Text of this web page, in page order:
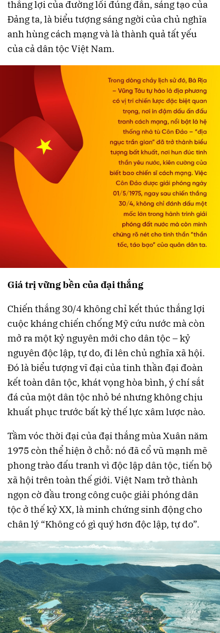
thắng lợi của đường lối đúng đắn, sáng tạo của
Đảng ta, là biểu tượng sáng ngời của chủ nghĩa
anh hùng cách mạng và là thành quả tất yếu
của cả dân tộc Việt Nam.
Giá trị vững bền của đại thắng
Chiến thắng 30/4 không chỉ kết thúc thắng lợi
cuộc kháng chiến chống Mỹ cứu nước mà còn
mở ra một kỷ nguyên mới cho dân tộc – kỷ
nguyên độc lập, tự do, đi lên chủ nghĩa xã hội.
Đó là biểu tượng vĩ đại của tinh thần đại đoàn
kết toàn dân tộc, khát vọng hòa bình, ý chí sắt
đá của một dân tộc nhỏ bé nhưng không chịu
khuất phục trước bất kỳ thế lực xâm lược nào.
Tầm vóc thời đại của đại thắng mùa Xuân năm
1975 còn thể hiện ở chỗ: nó đã cổ vũ mạnh mẽ
phong trào đấu tranh vì độc lập dân tộc, tiến bộ
xã hội trên toàn thế giới. Việt Nam trở thành
ngọn cờ đầu trong công cuộc giải phóng dân
tộc ở thế kỷ XX, là minh chứng sinh động cho
chân lý “Không có gì quý hơn độc lập, tự do”.